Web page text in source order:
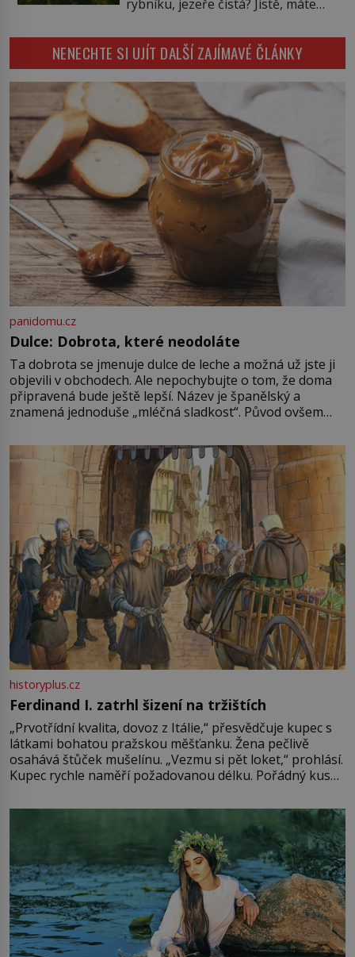
podpory v nezaměstnanosti. Kam
který si vysloužil název „Veselý“,
najdeme v rumunské vesnici
Sapanta, nedaleko hranic […]
rybníku, jezeře čistá? Jistě, máte
hygieniků či podrobit křížovému
výslechu provozovatele přírodního
koupaliště. Existuje ale ještě jiná
alternativa. Jaká? Podívat se pod
hladinu a zjistit, kdo si onu
konkrétní vodní lokalitu oblíbil už
dávno před vámi. Říká se jim
bioindikátory […]
NENECHTE SI UJÍT DALŠÍ ZAJÍMAVÉ ČLÁNKY
panidomu.cz
Dulce: Dobrota, které neodoláte
Ta dobrota se jmenuje dulce de leche a možná už jste ji
objevili v obchodech. Ale nepochybujte o tom, že doma
připravená bude ještě lepší. Název je španělský a
znamená jednoduše „mléčná sladkost“. Původ ovšem
pře hned několik latinskoamerických zemí a k tomu
Francie, kde se traduje,
historyplus.cz
Ferdinand I. zatrhl šizení na tržištích
„Prvotřídní kvalita, dovoz z Itálie,“ přesvědčuje kupec s
látkami bohatou pražskou měšťanku. Žena pečlivě
osahává štůček mušelínu. „Vezmu si pět loket,“ prohlásí.
Kupec rychle naměří požadovanou délku. Pořádný kus
milostpaní. Stačí jenom na sukni,“ zhodnotí švadlena
množství růžového mušelínu. „Ošidili vás, podívejte.“
Vezme do ruky dřevěnou